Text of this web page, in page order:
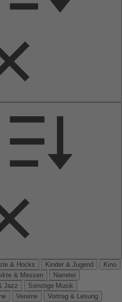
& Hocks Kinder & Jugend
Kino
& Messen
Narretei
Jazz
Sonstige Musik
Vereine
Vortrag & Lesung